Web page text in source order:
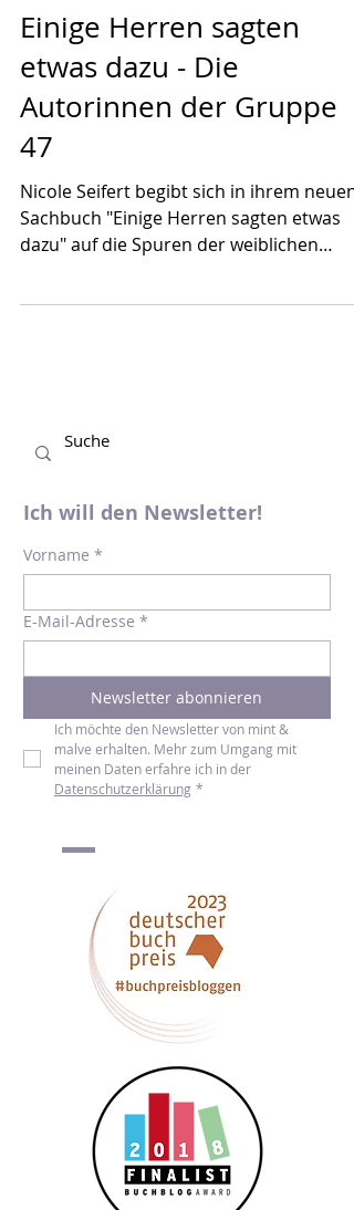
5. März 2024
Einige Herren sagten
etwas dazu - Die
Autorinnen der Gruppe
47
Vorname *
E-Mail-Adresse *
Newsletter abonnieren